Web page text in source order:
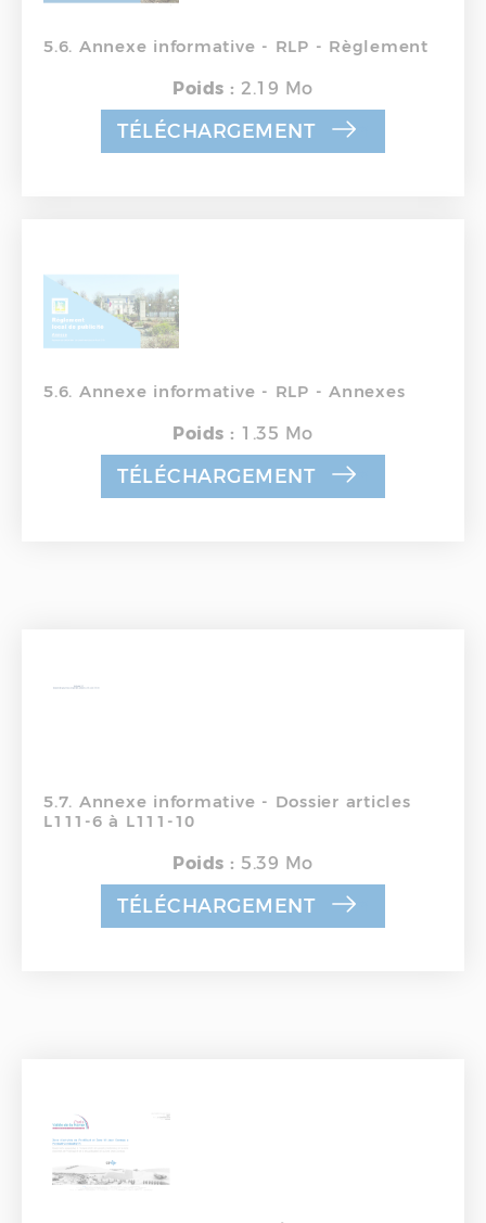
5.6. Annexe informative - RLP - Règlement
Poids : 2.19 Mo
TÉLÉCHARGEMENT
5.6. Annexe informative - RLP - Annexes
Poids : 1.35 Mo
TÉLÉCHARGEMENT
5.7. Annexe informative - Dossier articles
L111-6 à L111-10
Poids : 5.39 Mo
TÉLÉCHARGEMENT